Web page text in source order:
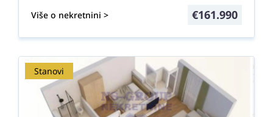
Više o nekretnini > €161.990
Stanovi